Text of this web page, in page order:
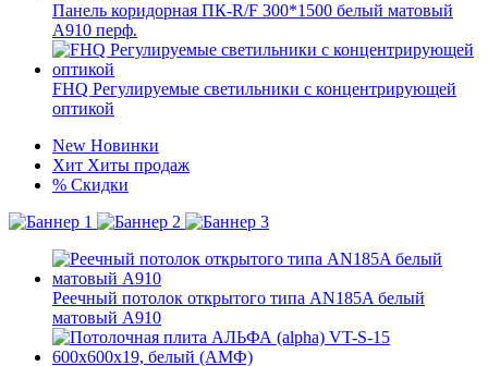
Панель коридорная ПК-R/F 300*1500 белый матовый
А910 перф.
FHQ Регулируемые светильники с концентрирующей
оптикой
New Новинки
Хит Хиты продаж
% Скидки
Реечный потолок открытого типа AN185A белый
матовый А910